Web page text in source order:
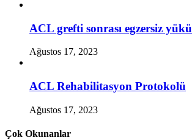
ACL grefti sonrası egzersiz yükü
Ağustos 17, 2023
ACL Rehabilitasyon Protokolü
Ağustos 17, 2023
Çok Okunanlar